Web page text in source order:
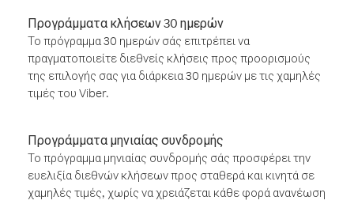
Προγράμματα κλήσεων 30 ημερών
Το πρόγραμμα 30 ημερών σάς επιτρέπει να
πραγματοποιείτε διεθνείς κλήσεις προς προορισμούς
της επιλογής σας για διάρκεια 30 ημερών με τις χαμηλές
τιμές του Viber.
Προγράμματα μηνιαίας συνδρομής
Το πρόγραμμα μηνιαίας συνδρομής σάς προσφέρει την
ευελιξία διεθνών κλήσεων προς σταθερά και κινητά σε
χαμηλές τιμές, χωρίς να χρειάζεται κάθε φορά ανανέωση